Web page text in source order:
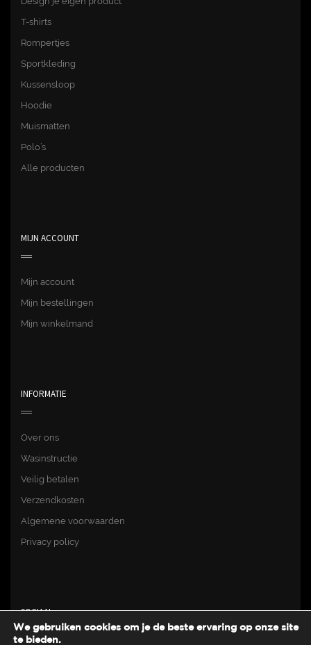
T-shirts
Rompertjes
Sportkleding
Kussensloop
Hoodie
Muismatten
Polo’s
Alle producten
MIJN ACCOUNT
Mijn account
Mijn bestellingen
Mijn winkelmand
INFORMATIE
Over ons
Wasinstructie
Veilig betalen
Verzendkosten
Algemene voorwaarden
Privacy policy
SOCIAAL
We gebruiken cookies om je de beste ervaring op onze site
te bieden.